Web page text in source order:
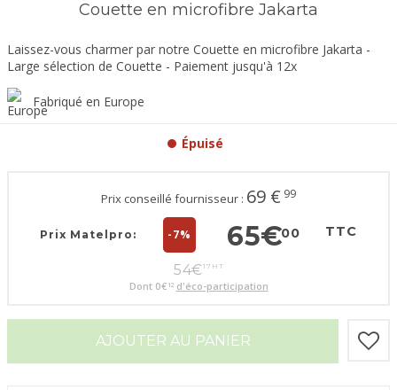
Couette en microfibre Jakarta
Laissez-vous charmer par notre Couette en microfibre Jakarta -
Large sélection de Couette - Paiement jusqu'à 12x
Fabriqué en Europe
Épuisé
Prix conseillé fournisseur : 69 € 99
Prix Matelpro: -7% 65€00 TTC
54€17 HT
Dont 0€ 12 d'éco-participation
AJOUTER AU PANIER